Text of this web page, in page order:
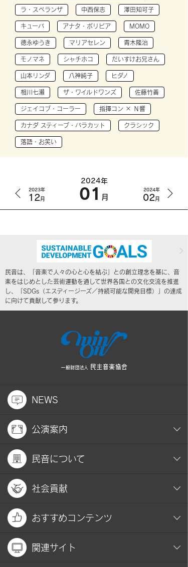
ラ・スペランザ 中西保志 澤田知可子
キューバ アナタ・ボリビア MOMO
徳永ゆうき マリアセレン 青木隆治
モノマネ シャチホコ だいすけお兄さん
山本リンダ 八神純子 ヒダノ
相川七瀬 ザ・ワイルドワンズ 佐藤竹善
ジェイコブ・コーラー 指揮コン × Ｎ響
カナダ スティーブ・バラカット クラシック
落語・お笑い
2023年
12月
2024年
01 月
2024年
02月
民音は、「音楽で人々の心と心を結ぶ」との創立理念を基に、音
楽をはじめとした芸術運動を通して世界各国との文化交流を推進
し、「SDGs（エスディージーズ／持続可能な開発目標）」の達成
に向けて貢献して参ります。
NEWS
公演案内
民音について
社会貢献
おすすめコンテンツ
関連サイト